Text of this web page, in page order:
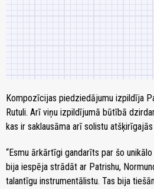
Kompozīcijas piedziedājumu izpildīja
Rutuli. Arī viņu izpildījumā būtībā
kas ir saklausāma arī solistu
“Esmu ārkārtīgi gandarīts par šo
bija iespēja strādāt ar Patrishu,
talantīgu instrumentālistu. Tas bija